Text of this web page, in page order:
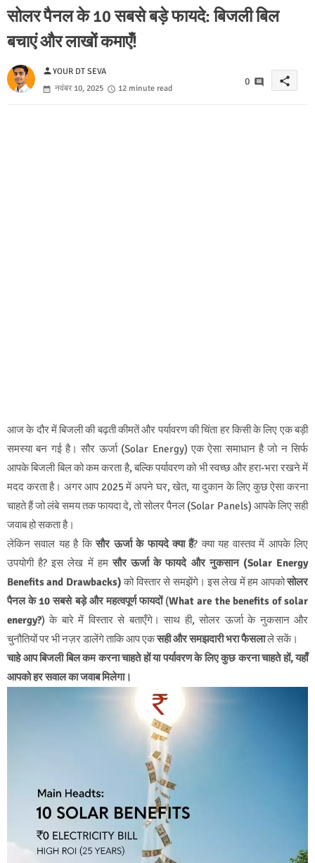
सोलर पैनल के 10 सबसे बड़े फायदे: बिजली बिल
बचाएं और लाखों कमाएँ!
personYOUR DT SEVA
नवंबर 10, 2025
12 minute read
0 share
आज के दौर में बिजली की बढ़ती कीमतें और पर्यावरण की चिंता हर किसी के लिए एक बड़ी
समस्या बन गई है। सौर ऊर्जा (Solar Energy) एक ऐसा समाधान है जो न सिर्फ
आपके बिजली बिल को कम करता है, बल्कि पर्यावरण को भी स्वच्छ और हरा-भरा रखने में
मदद करता है। अगर आप 2025 में अपने घर, खेत, या दुकान के लिए कुछ ऐसा करना
चाहते हैं जो लंबे समय तक फायदा दे, तो सोलर पैनल (Solar Panels) आपके लिए सही
जवाब हो सकता है।
लेकिन सवाल यह है किसौर ऊर्जा के फायदे क्या हैं? क्या यह वास्तव में आपके लिए
उपयोगी है? इस लेख में हमसौर ऊर्जा के फायदे और नुकसान (Solar Energy
Benefits and Drawbacks)को विस्तार से समझेंगे। इस लेख में हम आपकोसोलर
पैनल के 10 सबसे बड़े और महत्वपूर्ण फायदों(What are the benefits of solar
energy?) के बारे में विस्तार से बताएँगे। साथ ही, सोलर ऊर्जा के नुकसान और
चुनौतियों पर भी नज़र डालेंगे ताकि आप एकसही और समझदारी भरा फैसलाले सकें।
चाहे आप बिजली बिल कम करना चाहते हों या पर्यावरण के लिए कुछ करना चाहते हों, यहाँ
आपको हर सवाल का जवाब मिलेगा।